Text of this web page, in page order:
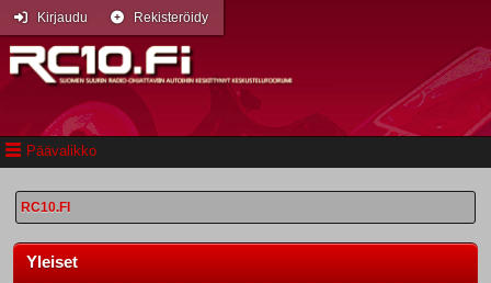
Päävalikko
Kirjaudu Rekisteröidy
RC10.FI
Yleiset